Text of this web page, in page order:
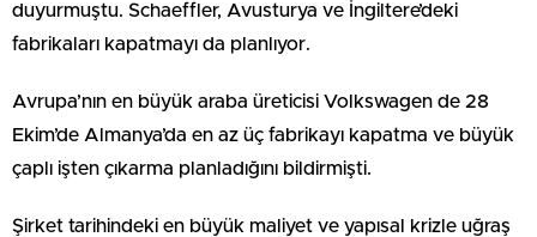
duyurmuştu. Schaeffler, Avusturya ve İngiltere’deki
fabrikaları kapatmayı da planlıyor.
Avrupa’nın en büyük araba üreticisi Volkswagen de 28
Ekim’de Almanya’da en az üç fabrikayı kapatma ve büyük
çaplı işten çıkarma planladığını bildirmişti.
Şirket tarihindeki en büyük maliyet ve yapısal krizle uğraş